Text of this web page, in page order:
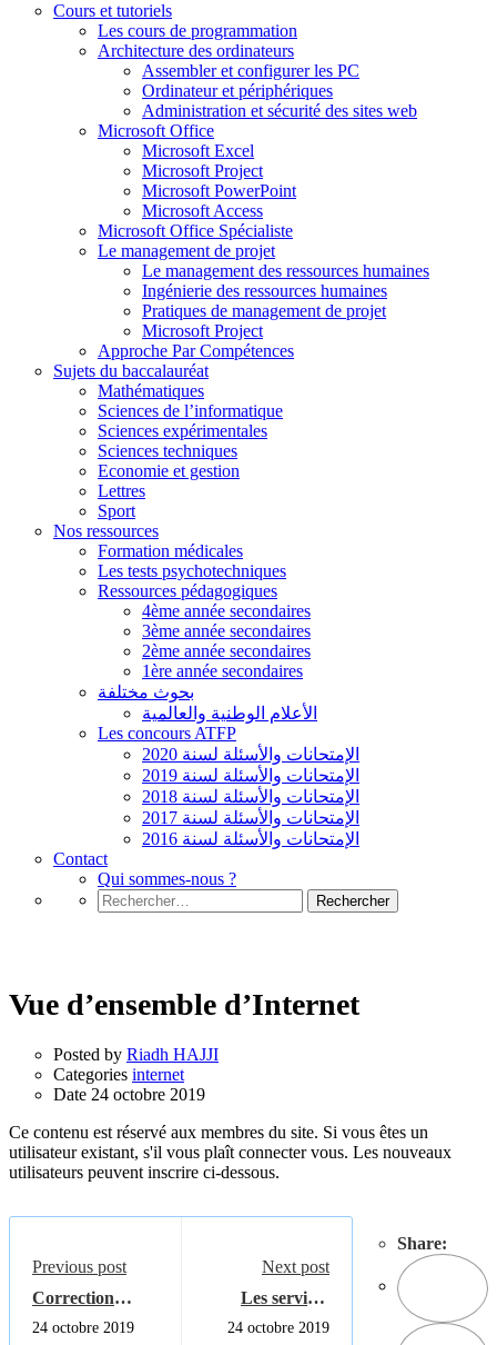
Cours et tutoriels
Les cours de programmation
Architecture des ordinateurs
Assembler et configurer les PC
Ordinateur et périphériques
Administration et sécurité des sites web
Microsoft Office
Microsoft Excel
Microsoft Project
Microsoft PowerPoint
Microsoft Access
Microsoft Office Spécialiste
Le management de projet
Le management des ressources humaines
Ingénierie des ressources humaines
Pratiques de management de projet
Microsoft Project
Approche Par Compétences
Sujets du baccalauréat
Mathématiques
Sciences de l’informatique
Sciences expérimentales
Sciences techniques
Economie et gestion
Lettres
Sport
Nos ressources
Formation médicales
Les tests psychotechniques
Ressources pédagogiques
4ème année secondaires
3ème année secondaires
2ème année secondaires
1ère année secondaires
بحوث مختلفة
الأعلام الوطنية والعالمية
Les concours ATFP
الإمتحانات والأسئلة لسنة 2020
الإمتحانات والأسئلة لسنة 2019
الإمتحانات والأسئلة لسنة 2018
الإمتحانات والأسئلة لسنة 2017
الإمتحانات والأسئلة لسنة 2016
Contact
Qui sommes-nous ?
Rechercher :
Vue d’ensemble d’Internet
Posted by Riadh HAJJI
Categories internet
Date 24 octobre 2019
Ce contenu est réservé aux membres du site. Si vous êtes un
utilisateur existant, s'il vous plaît connecter vous. Les nouveaux
utilisateurs peuvent inscrire ci-dessous.
Share:
Previous post
Correction
exercice 05 serie
01 servlet
24 octobre 2019
Next post
Les services
offerts par
Internet
24 octobre 2019